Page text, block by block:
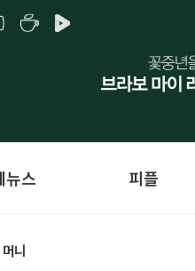
뉴스 피플
머니